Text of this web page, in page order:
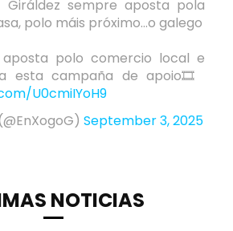
Giráldez sempre aposta pola
polo máis próximo...o galego
polo comercio local e
esta campaña de apoio🎞️
U0cmiIYoH9
September 3, 2025
NOTICIAS